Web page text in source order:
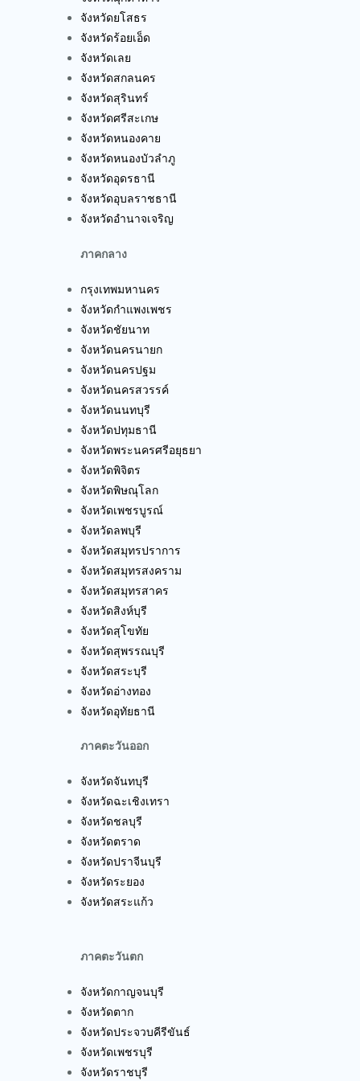
จังหวัดยโสธร
จังหวัดร้อยเอ็ด
จังหวัดเลย
จังหวัดสกลนคร
จังหวัดสุรินทร์
จังหวัดศรีสะเกษ
จังหวัดหนองคาย
จังหวัดหนองบัวลำภู
จังหวัดอุดรธานี
จังหวัดอุบลราชธานี
จังหวัดอำนาจเจริญ
ภาคกลาง
กรุงเทพมหานคร
จังหวัดกำแพงเพชร
จังหวัดชัยนาท
จังหวัดนครนายก
จังหวัดนครปฐม
จังหวัดนครสวรรค์
จังหวัดนนทบุรี
จังหวัดปทุมธานี
จังหวัดพระนครศรีอยุธยา
จังหวัดพิจิตร
จังหวัดพิษณุโลก
จังหวัดเพชรบูรณ์
จังหวัดลพบุรี
จังหวัดสมุทรปราการ
จังหวัดสมุทรสงคราม
จังหวัดสมุทรสาคร
จังหวัดสิงห์บุรี
จังหวัดสุโขทัย
จังหวัดสุพรรณบุรี
จังหวัดสระบุรี
จังหวัดอ่างทอง
จังหวัดอุทัยธานี
ภาคตะวันออก
จังหวัดจันทบุรี
จังหวัดฉะเชิงเทรา
จังหวัดชลบุรี
จังหวัดตราด
จังหวัดปราจีนบุรี
จังหวัดระยอง
จังหวัดสระแก้ว
ภาคตะวันตก
จังหวัดกาญจนบุรี
จังหวัดตาก
จังหวัดประจวบคีรีขันธ์
จังหวัดเพชรบุรี
จังหวัดราชบุรี